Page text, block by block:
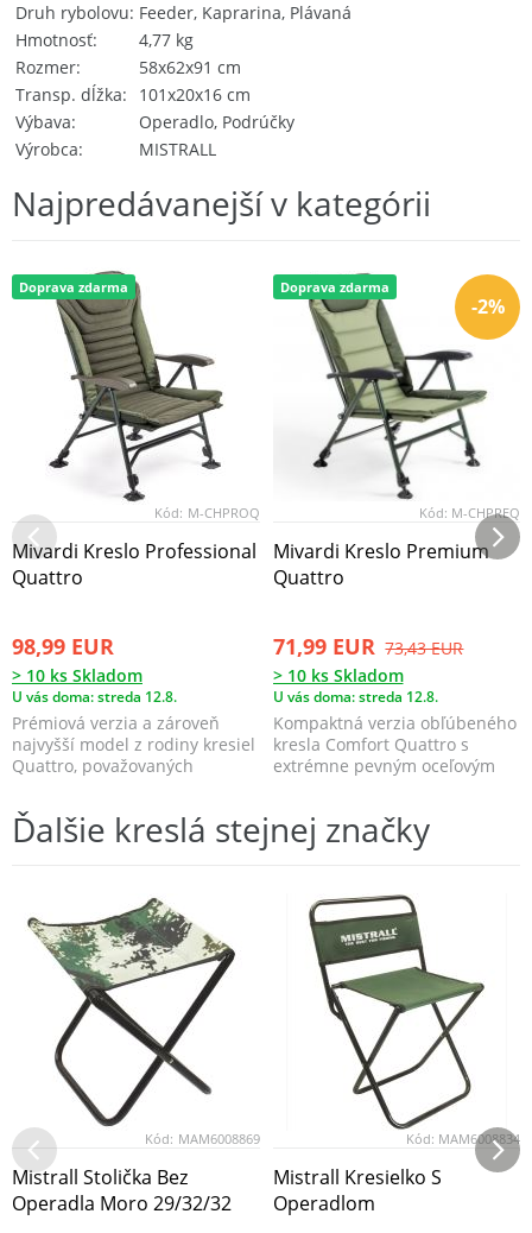
Druh rybolovu Feeder, Kaprarina, Plávaná
Hmotnosť
4,77 kg
Rozmer
58x62x91 cm
Transp. dĺžka
101x20x16 cm
Výbava
Operadlo, Podrúčky
Výrobca
MISTRALL
Najpredávanejší v kategórii
Doprava zdarma
Kód: M-CHPROQ
Mivardi Kreslo Professional
Quattro
98,99 EUR
> 10 ks Skladom
U vás doma: streda 12.8.
Prémiová verzia a zároveň
najvyšší model z rodiny kresiel
Quattro, považovaných
-2%
Doprava zdarma
Kód: M-CHPREQ
Mivardi Kreslo Premium
Quattro
71,99 EUR 73,43 EUR
> 10 ks Skladom
U vás doma: streda 12.8.
Kompaktná verzia obľúbeného
kresla Comfort Quattro s
extrémne pevným oceľovým
Ďalšie kreslá stejnej značky
Kód: MAM6008869
Mistrall Stolička Bez
Operadla Moro 29/32/32
Kód: MAM6008834
Mistrall Kresielko S
Operadlom